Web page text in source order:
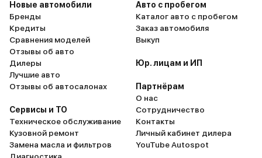
Новые автомобили
Бренды
Кредиты
Сравнения моделей
Отзывы об авто
Дилеры
Лучшие авто
Отзывы об автосалонах
Сервисы и ТО
Техническое обслуживание
Кузовной ремонт
Замена масла и фильтров
Авто с пробегом
Каталог авто с пробегом
Заказ автомобиля
Выкуп
Юр. лицам и ИП
Партнёрам
О нас
Сотрудничество
Контакты
Личный кабинет дилера
YouTube Autospot